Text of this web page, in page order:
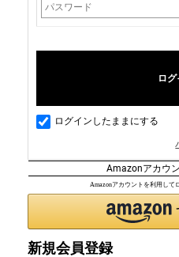
ログインしたままにする
Amazonアカウ
Amazonアカウントを利用して
新規会員登録